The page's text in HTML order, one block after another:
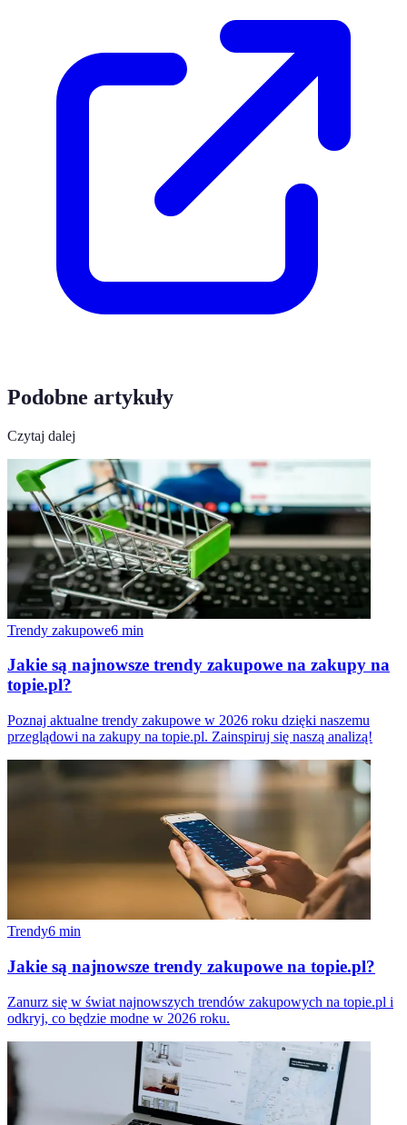
Podobne artykuły
Czytaj dalej
Trendy zakupowe6 min
Jakie są najnowsze trendy zakupowe na zakupy na
topie.pl?
Poznaj aktualne trendy zakupowe w 2026 roku dzięki naszemu
przeglądowi na zakupy na topie.pl. Zainspiruj się naszą analizą!
Trendy6 min
Jakie są najnowsze trendy zakupowe na topie.pl?
Zanurz się w świat najnowszych trendów zakupowych na topie.pl i
odkryj, co będzie modne w 2026 roku.